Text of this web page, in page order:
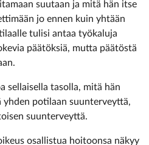
suutaan ja mitä hän itse
jo ennen kuin yhtään
tulisi antaa työkaluja
päätöksiä, mutta päätöstä
sellaisella tasolla, mitä hän
yhden potilaan suunterveyttä,
suunterveyttä.
osallistua hoitoonsa näkyy